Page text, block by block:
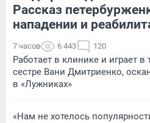
Рассказ
нападении и
7 часов 6 443 120
Работает в клинике и играет в
сестре Вани Дмитриенко,
в «Лужниках»
«Нам не хотелось